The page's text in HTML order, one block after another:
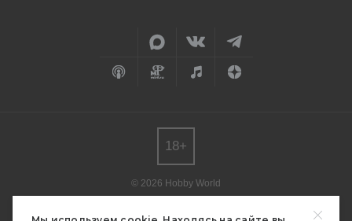
© 2026 Hobby World
редакции.
18+